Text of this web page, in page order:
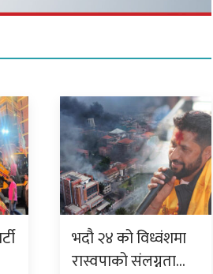
भदौ २४ को विध्वंशमा
रास्वपाको संलग्नता…